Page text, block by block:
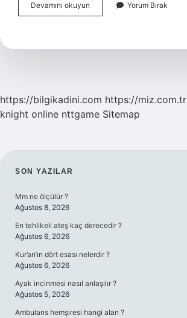
Devamını okuyun
Taşı
Bilenir
Yorum Bırak
https://bilgikadini.com https://miz.com.tr
knight online nttgame Sitemap
SIDEBAR
SON YAZILAR
Mm ne ölçülür ?
Ağustos 8, 2026
En tehlikeli ateş kaç derecedir ?
Ağustos 6, 2026
Kur’an’ın dört esası nelerdir ?
Ağustos 6, 2026
Ayak incinmesi nasıl anlaşılır ?
Ağustos 5, 2026
Ambulans hemşiresi hangi alan ?